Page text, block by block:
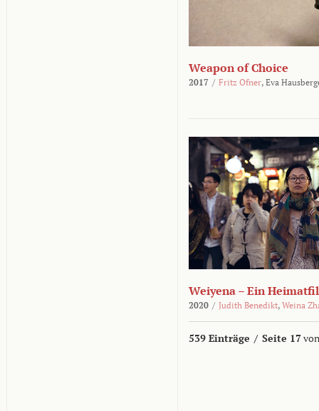
Weapon of Choice
2017 / Fritz Ofner, Eva
Weiyena – Ein
2020 / Judith Benedikt, Weina
539 Einträge / Seite 17